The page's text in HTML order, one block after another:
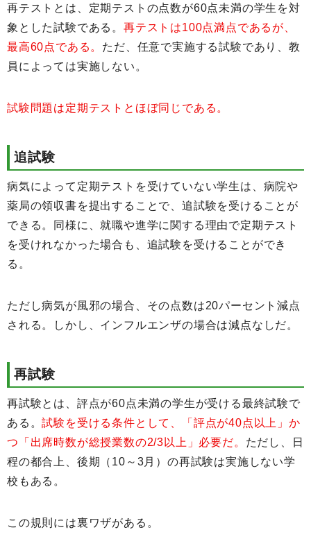
再テストとは、定期テストの点数が60点未満の学生を対
象とした試験である。 再テストは100点満点であるが、
最高60点である。 ただ、任意で実施する試験であり、教
員によっては実施しない。
試験問題は定期テストとほぼ同じである。
追試験
病気によって定期テストを受けていない学生は、病院や
薬局の領収書を提出することで、追試験を受けることが
できる。同様に、就職や進学に関する理由で定期テスト
を受けれなかった場合も、追試験を受けることができ
る。
ただし病気が風邪の場合、その点数は20パーセント減点
される。しかし、インフルエンザの場合は減点なしだ。
再試験
再試験とは、評点が60点未満の学生が受ける最終試験で
ある。試験を受ける条件として、「評点が40点以上」か
つ「出席時数が総授業数の2/3以上」必要だ。 ただし、日
程の都合上、後期（10～3月）の再試験は実施しない学
校もある。
この規則には裏ワザがある。